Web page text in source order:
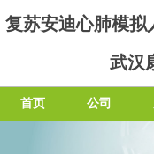
复苏安迪心肺模拟
武汉
首页 公司